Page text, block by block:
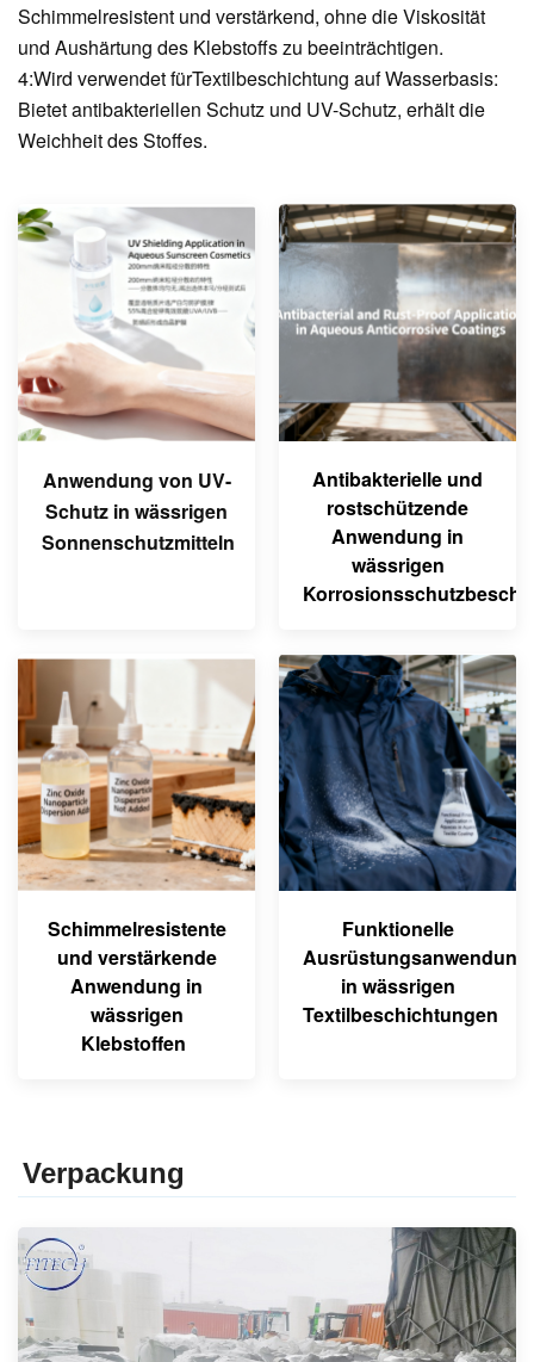
Schimmelresistent und verstärkend, ohne die Viskosität
und Aushärtung des Klebstoffs zu beeinträchtigen.
4:Wird verwendet fürTextilbeschichtung auf Wasserbasis:
Bietet antibakteriellen Schutz und UV-Schutz, erhält die
Weichheit des Stoffes.
Anwendung von UV-
Schutz in wässrigen
Sonnenschutzmitteln
Antibakterielle und
rostschützende
Anwendung in
wässrigen
Schimmelresistente
und verstärkende
Anwendung in
wässrigen
Klebstoffen
Funktionelle
Ausrüstungsanwendung
in wässrigen
Textilbeschichtungen
Verpackung